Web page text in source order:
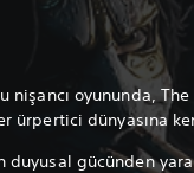
nişancı oyununda,
ürpertici dünyasına
duyusal gücünden